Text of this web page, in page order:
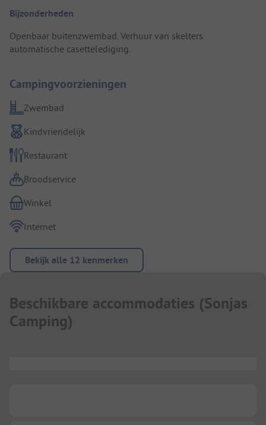
Bijzonderheden
Openbaar buitenzwembad. Verhuur van skelters.
automatische casettelediging.
Campingvoorzieningen
Zwembad
Kindvriendelijk
Restaurant
Broodservice
Winkel
Internet
Bekijk alle 12 kenmerken
Beschikbare accommodaties (Sonjas
Camping)